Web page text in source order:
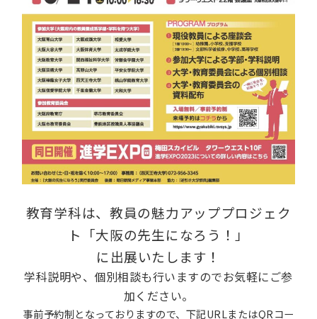
ご支援をお考えの方へ Language
教育学科は、教員の魅力アッププロジェク
ト「大阪の先生になろう！」
に出展いたします！
学科説明や、個別相談も行いますのでお気軽にご参
加ください。
事前予約制となっておりますので、下記URLまたはQRコー